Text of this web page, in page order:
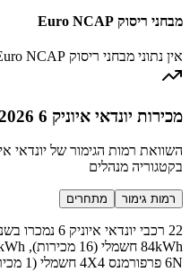
מבחני ריסוק Euro NCAP
אין נתוני מבחני ריסוק Euro NCAP לדגם זה
מכירות יונדאי איוניק 6 2026 והשוואה למתחרים
בקטגוריה מנהלים
רמות גימור מתחרים
6N פרפורמנס 4X4 חשמלי (1 מכירות).